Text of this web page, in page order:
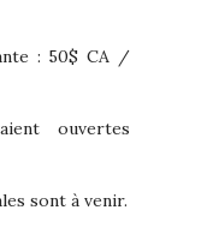
: 50$ CA /
ouvertes
sont à venir.